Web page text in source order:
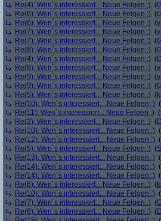
Re(4): Wen´s interessiert... Neue Felgen ;) (
Re(6): Wen´s interessiert... Neue Felgen ;) (
Re(6): Wen´s interessiert... Neue Felgen ;) (
Re(7): Wen´s interessiert... Neue Felgen ;) (
Re(7): Wen´s interessiert... Neue Felgen ;) (
Re(8): Wen´s interessiert... Neue Felgen ;) (
Re(4): Wen´s interessiert... Neue Felgen ;) (
Re(8): Wen´s interessiert... Neue Felgen ;) (
Re(9): Wen´s interessiert... Neue Felgen ;) (
Re(9): Wen´s interessiert... Neue Felgen ;) (
Re(5): Wen´s interessiert... Neue Felgen ;) (
Re(10): Wen´s interessiert... Neue Felgen ;) (
Re(11): Wen´s interessiert... Neue Felgen ;) (
Re(2): Wen´s interessiert... Neue Felgen ;) (
Re(10): Wen´s interessiert... Neue Felgen ;) (
Re(12): Wen´s interessiert... Neue Felgen ;) (
Re(5): Wen´s interessiert... Neue Felgen ;) (
Re(13): Wen´s interessiert... Neue Felgen ;) (
Re(14): Wen´s interessiert... Neue Felgen ;) (
Re(14): Wen´s interessiert... Neue Felgen ;) (
Re(6): Wen´s interessiert... Neue Felgen ;) (
Re(10): Wen´s interessiert... Neue Felgen ;) (
Re(7): Wen´s interessiert... Neue Felgen ;) (
Re(6): Wen´s interessiert... Neue Felgen ;) (